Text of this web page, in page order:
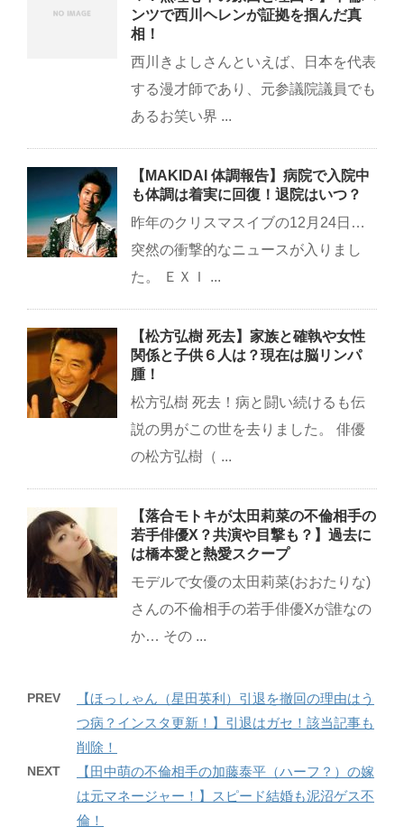
ンツで西川ヘレンが証拠を掴んだ真
相！
西川きよしさんといえば、日本を代表
する漫才師であり、元参議院議員でも
あるお笑い界 ...
【MAKIDAI 体調報告】病院で入院中
も体調は着実に回復！退院はいつ？
昨年のクリスマスイブの12月24日…
突然の衝撃的なニュースが入りまし
た。 ＥＸＩ ...
【松方弘樹 死去】家族と確執や女性
関係と子供６人は？現在は脳リンパ
腫！
松方弘樹 死去！病と闘い続けるも伝
説の男がこの世を去りました。 俳優
の松方弘樹（ ...
【落合モトキが太田莉菜の不倫相手の
若手俳優X？共演や目撃も？】過去に
は橋本愛と熱愛スクープ
モデルで女優の太田莉菜(おおたりな)
さんの不倫相手の若手俳優Xが誰なの
か… その ...
PREV
【ほっしゃん（星田英利）引退を撤回の理由はう
つ病？インスタ更新！】引退はガセ！該当記事も
削除！
NEXT
【田中萌の不倫相手の加藤泰平（ハーフ？）の嫁
は元マネージャー！】スピード結婚も泥沼ゲス不
倫！